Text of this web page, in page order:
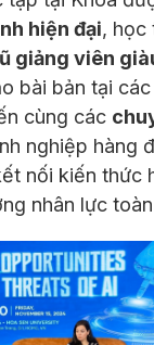
hiện đại, học
giảng viên
bài bản tại
cùng các
nghiệp hàng
nối kiến thức
nhân lực